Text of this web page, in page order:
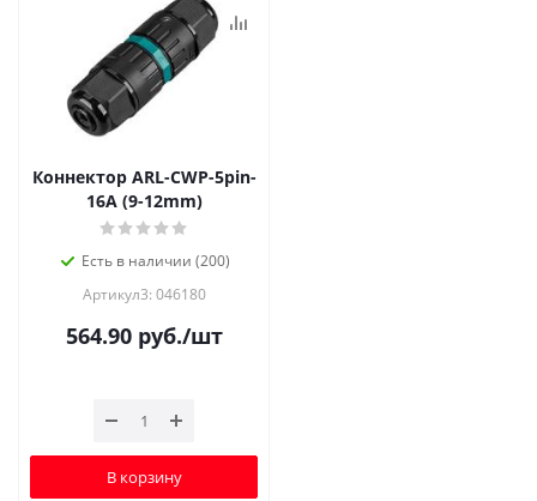
Коннектор ARL-CWP-5pin-
16A (9-12mm)
Есть в наличии (200)
Артикул3: 046180
564.90руб./шт
В корзину